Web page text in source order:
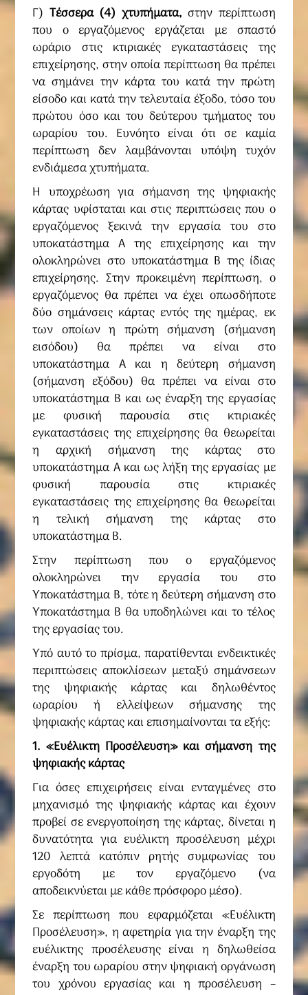
Γ) Τέσσερα (4) χτυπήματα,στην περίπτωση
που ο εργαζόμενος εργάζεται με σπαστό
ωράριο στις κτιριακές εγκαταστάσεις της
επιχείρησης, στην οποία περίπτωση θα πρέπει
να σημάνει την κάρτα του κατά την πρώτη
είσοδο και κατά την τελευταία έξοδο, τόσο του
πρώτου όσο και του δεύτερου τμήματος του
ωραρίου του. Ευνόητο είναι ότι σε καμία
περίπτωση δεν λαμβάνονται υπόψη τυχόν
ενδιάμεσα χτυπήματα.
Η υποχρέωση για σήμανση της ψηφιακής
κάρτας υφίσταται και στις περιπτώσεις που ο
εργαζόμενος ξεκινά την εργασία του στο
υποκατάστημα Α της επιχείρησης και την
ολοκληρώνει στο υποκατάστημα Β της ίδιας
επιχείρησης. Στην προκειμένη περίπτωση, ο
εργαζόμενος θα πρέπει να έχει οπωσδήποτε
δύο σημάνσεις κάρτας εντός της ημέρας, εκ
των οποίων η πρώτη σήμανση (σήμανση
εισόδου) θα πρέπει να είναι στο
υποκατάστημα Α και η δεύτερη σήμανση
(σήμανση εξόδου) θα πρέπει να είναι στο
υποκατάστημα Β και ως έναρξη της εργασίας
με φυσική παρουσία στις κτιριακές
εγκαταστάσεις της επιχείρησης θα θεωρείται
η αρχική σήμανση της κάρτας στο
υποκατάστημα Α και ως λήξη της εργασίας με
φυσική παρουσία στις κτιριακές
εγκαταστάσεις της επιχείρησης θα θεωρείται
η τελική σήμανση της κάρτας στο
υποκατάστημα Β.
Στην περίπτωση που ο εργαζόμενος
ολοκληρώνει την εργασία του στο
Υποκατάστημα Β, τότε η δεύτερη σήμανση στο
Υποκατάστημα Β θα υποδηλώνει και το τέλος
της εργασίας του.
Υπό αυτό το πρίσμα, παρατίθενται ενδεικτικές
περιπτώσεις αποκλίσεων μεταξύ σημάνσεων
της ψηφιακής κάρτας και δηλωθέντος
ωραρίου ή ελλείψεων σήμανσης της
ψηφιακής κάρτας και επισημαίνονται τα εξής:
1. «Ευέλικτη Προσέλευση» και σήμανση της
ψηφιακής κάρτας
Για όσες επιχειρήσεις είναι ενταγμένες στο
μηχανισμό της ψηφιακής κάρτας και έχουν
προβεί σε ενεργοποίηση της κάρτας, δίνεται η
δυνατότητα για ευέλικτη προσέλευση μέχρι
120 λεπτά κατόπιν ρητής συμφωνίας του
εργοδότη με τον εργαζόμενο (να
αποδεικνύεται με κάθε πρόσφορο μέσο).
Σε περίπτωση που εφαρμόζεται «Ευέλικτη
Προσέλευση», η αφετηρία για την έναρξη της
ευέλικτης προσέλευσης είναι η δηλωθείσα
έναρξη του ωραρίου στην ψηφιακή οργάνωση
του χρόνου εργασίας και η προσέλευση –